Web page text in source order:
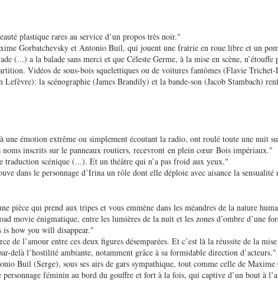
plastique rares au service d’un propos très noir."
Gorbatchevsky et Antonio Buil, qui jouent une fratrie en roue libre et un
(...) a la balade sans merci et que Céleste Germe, à la mise en scène, n’étouffe
Vidéos de sous-bois squelettiques ou de voitures fantômes (Flavie
Lefèvre): la scénographie (James Brandily) et la bande-son (Jacob Stambach)
une émotion extrême ou simplement écoutant la radio, ont roulé toute une nuit
noms inscrits sur le panneaux routiers, recevront en plein cœur Bois impériaux."
traduction scénique (...). Et un théâtre qui n’a pas froid aux yeux."
dans le personnage d’Irina un rôle dont elle déploie avec aisance la sensualité
pièce qui prend aux tripes et vous emmène dans les méandres de la nature
movie énigmatique, entre les lumières de la nuit et les zones d’ombre d’une
is how you will disappear."
de l’amour entre ces deux figures désemparées. Et c’est là la réussite de la
delà l’hostilité ambiante, notamment grâce à sa formidable direction d’acteurs."
Buil (Serge), sous ses airs de gars sympathique, tout comme celle de
personnage féminin au bord du gouffre et fort à la fois, qui captive d’un bout à